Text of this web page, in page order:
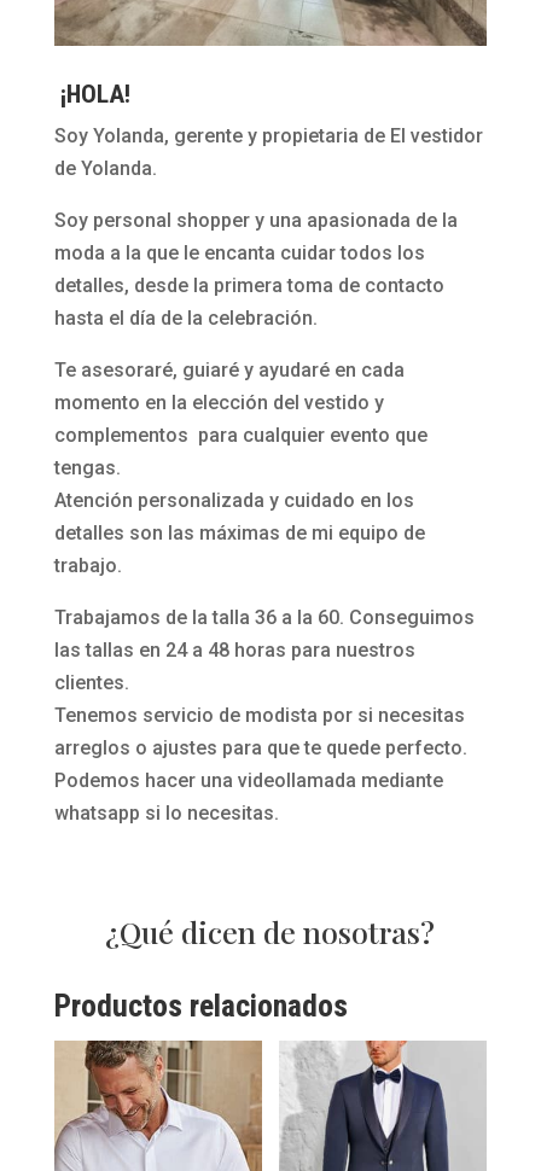
¡HOLA!
Soy Yolanda, gerente y propietaria de El vestidor
de Yolanda.
Soy personal shopper y una apasionada de la
moda a la que le encanta cuidar todos los
detalles, desde la primera toma de contacto
hasta el día de la celebración.
Te asesoraré, guiaré y ayudaré en cada
momento en la elección del vestido y
complementos para cualquier evento que
tengas.
Atención personalizada y cuidado en los
detalles son las máximas de mi equipo de
trabajo.
Trabajamos de la talla 36 a la 60. Conseguimos
las tallas en 24 a 48 horas para nuestros
clientes.
Tenemos servicio de modista por si necesitas
arreglos o ajustes para que te quede perfecto.
Podemos hacer una videollamada mediante
whatsapp si lo necesitas.
¿Qué dicen de nosotras?
Productos relacionados